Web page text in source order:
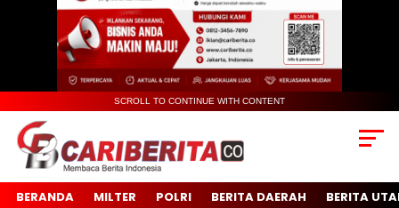
SCROLL TO CONTINUE WITH CONTENT
BERANDA MILTER POLRI BERITA DAERAH BERITA